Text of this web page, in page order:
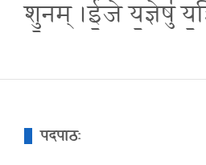
शु॒नम् ।ई॒जे य॒ज्ञेषु॑
पदपाठः